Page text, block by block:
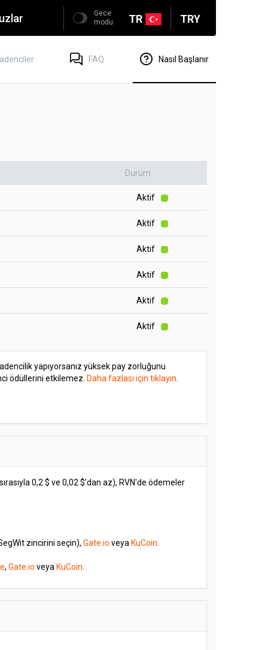
TR TRY
Gece
modu
FAQ Nasıl Başlanır
Durum
Aktif
Aktif
Aktif
Aktif
Aktif
Aktif
yapıyorsanız yüksek pay zorluğunu
ödüllerini etkilemez. Daha fazlası için tıklayın
0,2 $ ve 0,02 $'dan az), RVN'de ödemeler
zincirini seçin), Gate.io veya KuCoin
, Gate.io veya KuCoin